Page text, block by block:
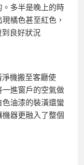
多半是晚上的時
橘色甚至紅色，
良好狀況
機搬至客廳使
進窗戶的空氣做
油漆的裝潢還蠻
器更融入了整個